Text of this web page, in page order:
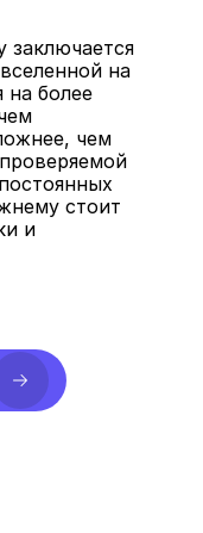
заключается
на
на более
чем
стоит
и